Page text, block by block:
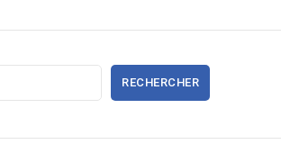
RECHERCHER